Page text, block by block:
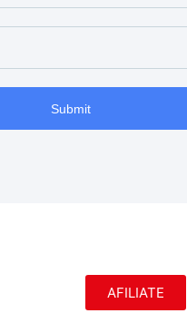
Submit
AFILIATE